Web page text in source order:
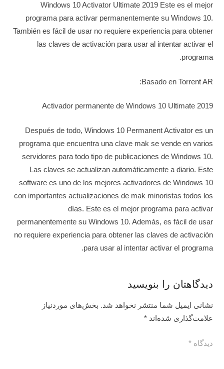
Windows 10 Activator Ultimate 2019 Este es el mejor
programa para activar permanentemente su Windows 10.
También es fácil de usar no requiere experiencia para obtener
las claves de activación para usar al intentar activar el
programa.
Basado en Torrent AR:
Activador permanente de Windows 10 Ultimate 2019
Después de todo, Windows 10 Permanent Activator es un
programa que encuentra una clave mak se vende en varios
servidores para todo tipo de publicaciones de Windows 10.
Las claves se actualizan automáticamente a diario. Este
software es uno de los mejores activadores de Windows 10
con importantes actualizaciones de mak minoristas todos los
días. Este es el mejor programa para activar
permanentemente su Windows 10. Además, es fácil de usar
no requiere experiencia para obtener las claves de activación
para usar al intentar activar el programa.
دیدگاهتان را بنویسید
نشانی ایمیل شما منتشر نخواهد شد. بخش‌های موردنیاز
علامت‌گذاری شده‌اند*